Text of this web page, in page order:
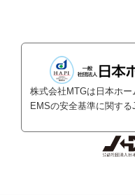
株式会社MTGは日本ホー
EMSの安全基準に関する